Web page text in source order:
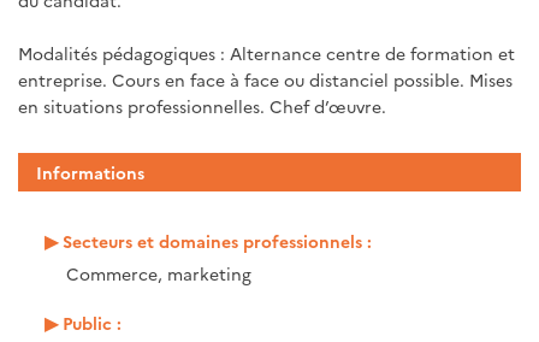
Modalités pédagogiques : Alternance centre de formation et
entreprise. Cours en face à face ou distanciel possible. Mises
en situations professionnelles. Chef d’œuvre.
Informations
Secteurs et domaines professionnels :
Commerce, marketing
Public :